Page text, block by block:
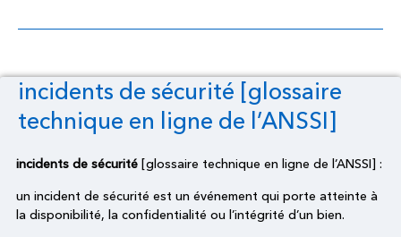
incidents de sécurité [glossaire
technique en ligne de l’ANSSI]
incidents de sécurité [glossaire technique en ligne de l’ANSSI] :
un incident de sécurité est un événement qui porte atteinte à
la disponibilité, la confidentialité ou l’intégrité d’un bien.